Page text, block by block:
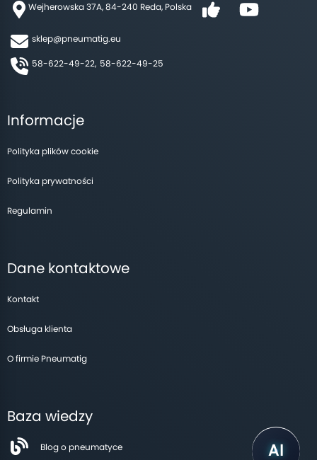
Wejherowska 37A, 84-240 Reda, Polska
sklep@pneumatig.eu
58-622-49-22, 58-622-49-25
Informacje
Polityka plików cookie
Polityka prywatności
Regulamin
Dane kontaktowe
Kontakt
Obsługa klienta
O firmie Pneumatig
Baza wiedzy
Blog o pneumatyce